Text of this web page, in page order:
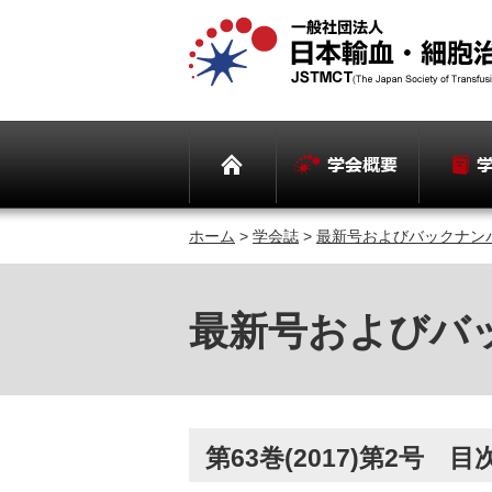
ホーム > 学会誌 > 最新号およびバックナン
最新号およびバ
第63巻(2017)第2号 目